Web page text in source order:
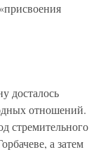
досталось
отношений.
стремительного
а затем